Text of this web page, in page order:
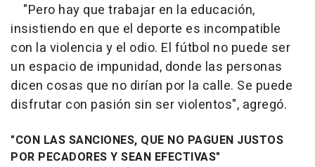
"Pero hay que trabajar en la educación,
insistiendo en que el deporte es incompatible
con la violencia y el odio. El fútbol no puede ser
un espacio de impunidad, donde las personas
dicen cosas que no dirían por la calle. Se puede
disfrutar con pasión sin ser violentos", agregó.
"CON LAS SANCIONES, QUE NO PAGUEN JUSTOS
POR PECADORES Y SEAN EFECTIVAS"